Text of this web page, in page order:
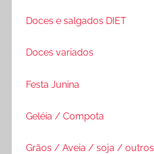
Doces e salgados DIET
Doces variados
Festa Junina
Geléia / Compota
Grãos / Aveia / soja / outros